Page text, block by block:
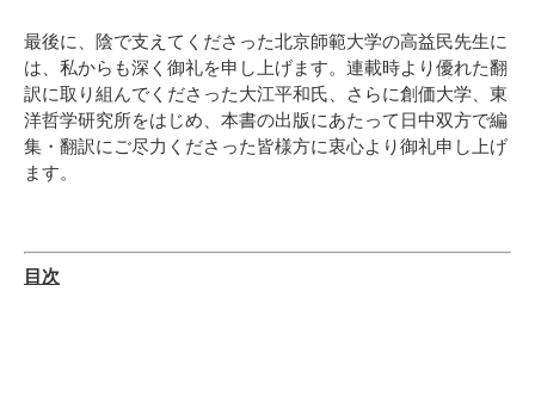
最後に、陰で支えてくださった北京師範大学の高益民先生に
は、私からも深く御礼を申し上げます。連載時より優れた翻
訳に取り組んでくださった大江平和氏、さらに創価大学、東
洋哲学研究所をはじめ、本書の出版にあたって日中双方で編
集・翻訳にご尽力くださった皆様方に衷心より御礼申し上げ
ます。
目次